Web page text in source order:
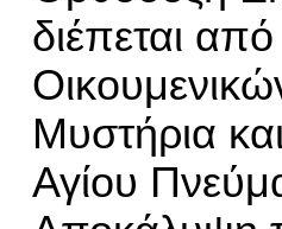
διέπεται
Μυστήρια
Αγίου